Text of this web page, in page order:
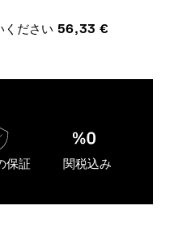
ください56,33 €
保証 関税込み